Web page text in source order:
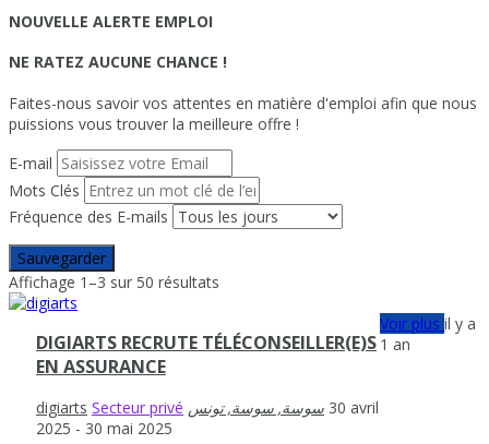
NOUVELLE ALERTE EMPLOI
NE RATEZ AUCUNE CHANCE !
Faites-nous savoir vos attentes en matière d'emploi afin que nous
puissions vous trouver la meilleure offre !
E-mail
Mots Clés
Fréquence des E-mails
Sauvegarder
Affichage 1–3 sur 50 résultats
DIGIARTS RECRUTE TÉLÉCONSEILLER(E)S
EN ASSURANCE
digiarts Secteur privé
30 avril
2025 - 30 mai 2025
Voir plusil y a
1 an